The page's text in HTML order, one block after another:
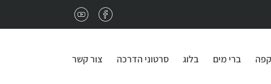
מתאים לכם מחיר
קפה ברי מים בלוג סרטוני הדרכה צור קשר